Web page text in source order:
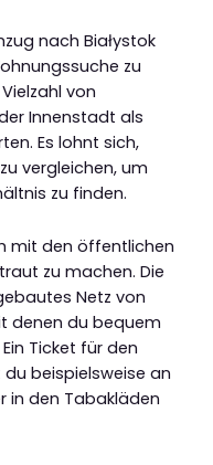
nach Białystok
zu
von
Innenstadt als
Es lohnt sich,
vergleichen, um
zu finden.
mit den öffentlichen
zu machen. Die
Netz von
denen du bequem
Ticket für den
beispielsweise an
in den Tabakläden